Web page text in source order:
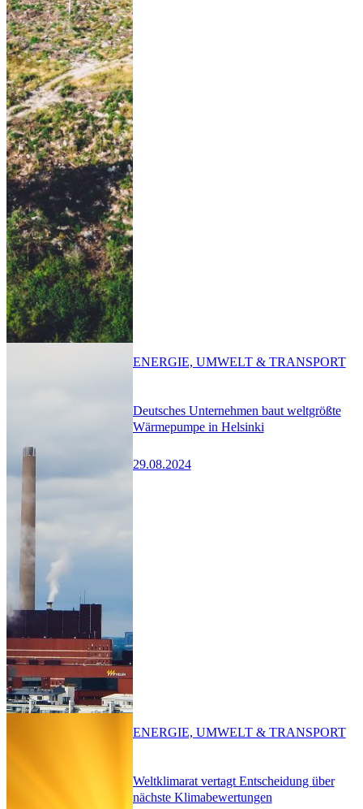
Deutsches Unternehmen baut weltgrößte
Wärmepumpe in Helsinki
29.08.2024
ENERGIE, UMWELT & TRANSPORT
Weltklimarat vertagt Entscheidung über
nächste Klimabewertungen
ENERGIE, UMWELT & TRANSPORT